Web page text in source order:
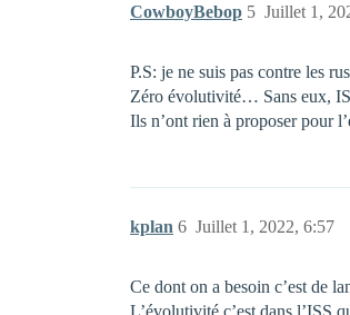
CowboyBebop Juillet 1,
5
P.S: je ne suis pas contre les
Zéro évolutivité… Sans eux,
Ils n’ont rien à proposer pour
kplan Juillet 1, 2022, 6:57
6
Ce dont on a besoin c’est de